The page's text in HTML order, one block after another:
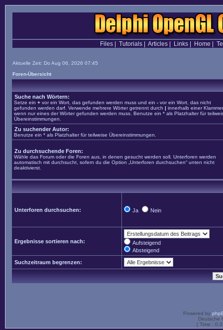
Files| Tutorials| Articles| Links| Home
Aktuelle Zeit: Do Aug 06, 2026 07:45
Foren-Übersicht
Suche nach Wörtern:
Setze ein + vor ein Wort, das gefunden werden muss und ein - vor ein Wort, das nicht
gefunden werden darf. Verwende mehrere Wörter getrennt durch | innerhalb einer
wenn nur eines der Wörter gefunden werden muss. Benutze ein * als Platzhalter für
Übereinstimmungen.
Zu suchender Autor:
Benutze ein * als Platzhalter für teilweise Übereinstimmungen.
Zu durchsuchende Foren:
Wähle das Forum oder die Foren aus, in denen gesucht werden soll. Unterforen werden
automatisch mit durchsucht, sofern du die Option „Unterforen durchsuchen“ unten nicht
deaktivierst.
Unterforen durchsuchen: Ja Nein
Ergebnisse sortieren nach:
Aufsteigend
Absteigend
Suchzeitraum begrenzen:
Powered by
Deutsche
[ Time :